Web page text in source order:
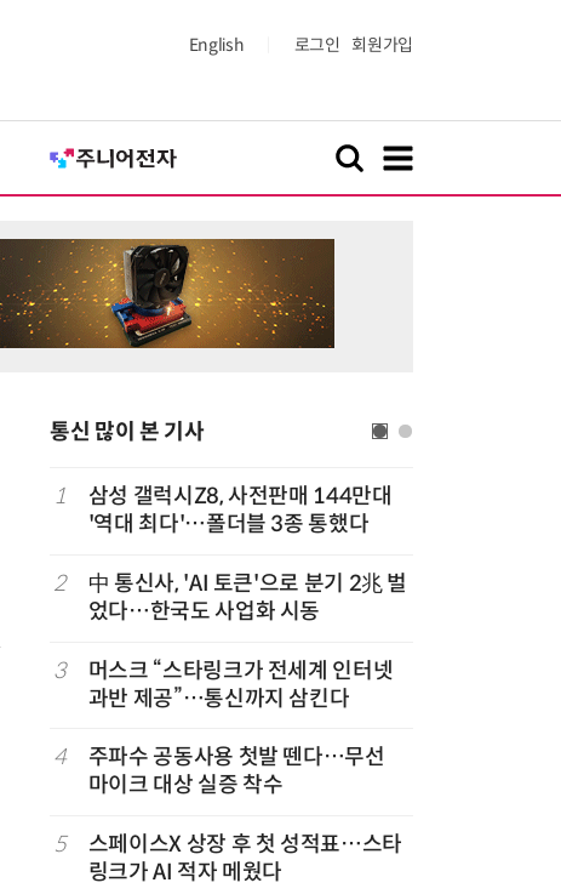
English 로그인 회원가입
통신 많이 본 기사
1
삼성 갤럭시Z8, 사전판매 144만대
'역대 최다'…폴더블 3종 통했다
2
中 통신사, 'AI 토큰'으로 분기 2兆 벌
었다…한국도 사업화 시동
3
머스크 “스타링크가 전세계 인터넷
과반 제공”…통신까지 삼킨다
4
주파수 공동사용 첫발 뗀다…무선
마이크 대상 실증 착수
5
스페이스X 상장 후 첫 성적표…스타
링크가 AI 적자 메웠다